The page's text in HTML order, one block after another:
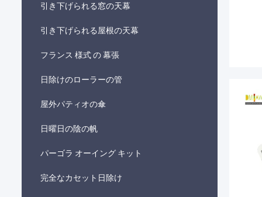
引き下げられる窓の天幕
引き下げられる屋根の天幕
フランス 様式 の 幕張
日除けのローラーの管
屋外パティオの傘
日曜日の陰の帆
パーゴラ オーイング キット
完全なカセット日除け